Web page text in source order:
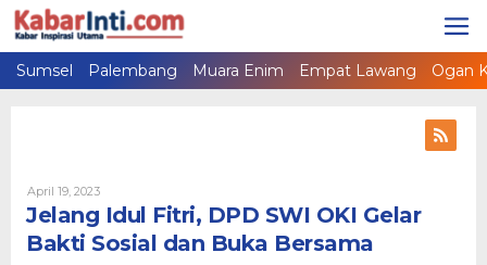
Lewati
ke
konten
Sumsel
Palembang Muara Enim Empat Lawang Ogan
April 19, 2023
Admin
Jelang Idul Fitri, DPD SWI OKI Gelar
Bakti Sosial dan Buka Bersama